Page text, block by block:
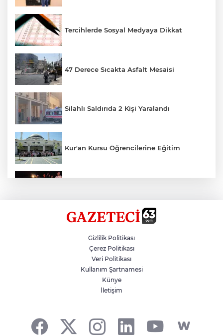
Tercihlerde Sosyal Medyaya Dikkat
47 Derece Sıcakta Asfalt Mesaisi
Silahlı Saldırıda 2 Kişi Yaralandı
Kur'an Kursu Öğrencilerine Eğitim
Siverek’te Mahmut Gülel Dönemi
Filistin Konvoyuna Coşkulu Karşılama
Gizlilik Politikası
Çerez Politikası
Veri Politikası
Kullanım Şartnamesi
Künye
İletişim